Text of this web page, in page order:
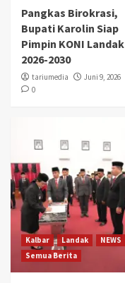
Pangkas Birokrasi,
Bupati Karolin Siap
Pimpin KONI Landak
2026-2030
tariumedia
Juni 9, 2026
0
Kalbar Landak
NEWS
Semua Berita